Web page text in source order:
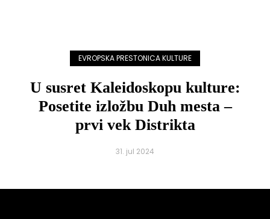
EVROPSKA PRESTONICA KULTURE
U susret Kaleidoskopu kulture:
Posetite izložbu Duh mesta –
prvi vek Distrikta
31. jul 2024